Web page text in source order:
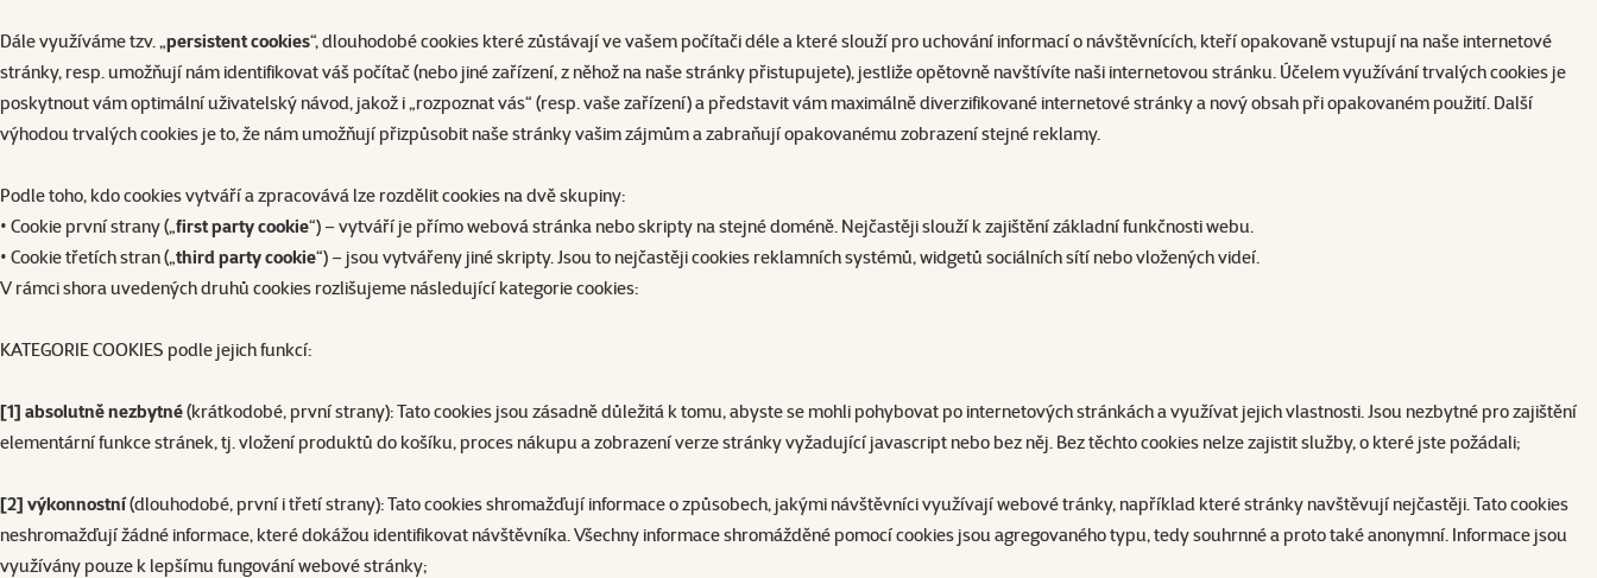
Dále využíváme tzv. „persistent cookies“, dlouhodobé cookies které zůstávají ve vašem počítači déle a které slouží pro uchování informací o návštěvnících, kteří opakovaně vstupují na naše internetové
stránky, resp. umožňují nám identifikovat váš počítač (nebo jiné zařízení, z něhož na naše stránky přistupujete), jestliže opětovně navštívíte naši internetovou stránku. Účelem využívání trvalých cookies je
poskytnout vám optimální uživatelský návod, jakož i „rozpoznat vás“ (resp. vaše zařízení) a představit vám maximálně diverzifikované internetové stránky a nový obsah při opakovaném použití. Další
výhodou trvalých cookies je to, že nám umožňují přizpůsobit naše stránky vašim zájmům a zabraňují opakovanému zobrazení stejné reklamy.
Podle toho, kdo cookies vytváří a zpracovává lze rozdělit cookies na dvě skupiny:
• Cookie první strany („first party cookie“) – vytváří je přímo webová stránka nebo skripty na stejné doméně. Nejčastěji slouží k zajištění základní funkčnosti webu.
• Cookie třetích stran („third party cookie“) – jsou vytvářeny jiné skripty. Jsou to nejčastěji cookies reklamních systémů, widgetů sociálních sítí nebo vložených videí.
V rámci shora uvedených druhů cookies rozlišujeme následující kategorie cookies:
KATEGORIE COOKIES podle jejich funkcí:
[1] absolutně nezbytné(krátkodobé, první strany): Tato cookies jsou zásadně důležitá k tomu, abyste se mohli pohybovat po internetových stránkách a využívat jejich vlastnosti. Jsou nezbytné pro zajištění
elementární funkce stránek, tj. vložení produktů do košíku, proces nákupu a zobrazení verze stránky vyžadující javascript nebo bez něj. Bez těchto cookies nelze zajistit služby, o které jste požádali;
[2] výkonnostní(dlouhodobé, první i třetí strany): Tato cookies shromažďují informace o způsobech, jakými návštěvníci využívají webové tránky, například které stránky navštěvují nejčastěji. Tato cookies
neshromažďují žádné informace, které dokážou identifikovat návštěvníka. Všechny informace shromážděné pomocí cookies jsou agregovaného typu, tedy souhrnné a proto také anonymní. Informace jsou
využívány pouze k lepšímu fungování webové stránky;